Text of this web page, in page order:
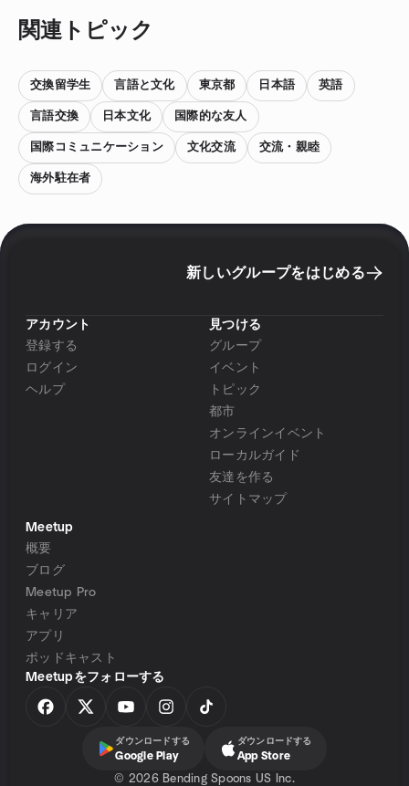
関連トピック
交換留学生 言語と文化 東京都 日本語 英語
言語交換 日本文化 国際的な友人
国際コミュニケーション 文化交流 交流・親睦
海外駐在者
新しいグループをはじめる
アカウント
登録する
ログイン
ヘルプ
見つける
グループ
イベント
トピック
都市
オンラインイベント
ローカルガイド
友達を作る
サイトマップ
Meetup
概要
ブログ
Meetup Pro
キャリア
アプリ
ポッドキャスト
Meetupをフォローする
ダウンロードする
Google Play
ダウンロードする
App Store
© 2026 Bending Spoons US Inc.